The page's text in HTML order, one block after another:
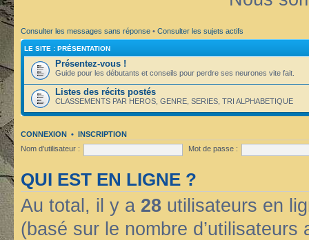
Consulter les messages sans réponse • Consulter les sujets actifs
LE SITE : PRÉSENTATION
Présentez-vous !
Guide pour les débutants et conseils pour perdre ses neurones vite fait.
Listes des récits postés
CLASSEMENTS PAR HEROS, GENRE, SERIES, TRI ALPHABETIQUE
CONNEXION • INSCRIPTION
Nom d’utilisateur :
Mot de passe :
QUI EST EN LIGNE ?
Au total, il y a 28 utilisateurs en
(basé sur le nombre